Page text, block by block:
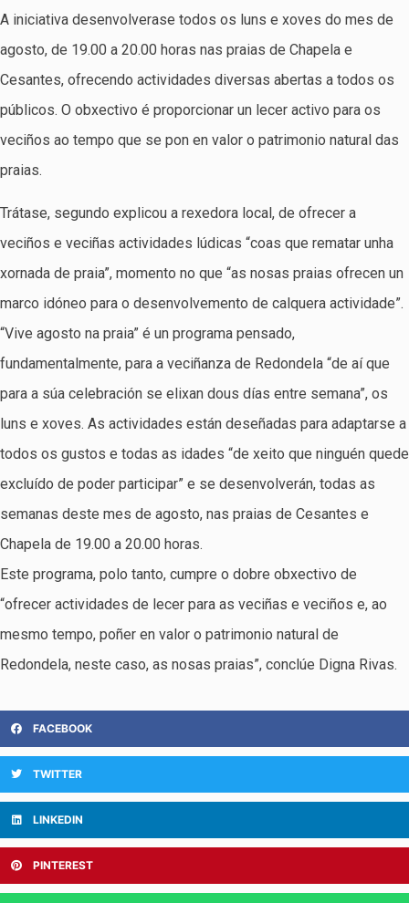
A iniciativa desenvolverase todos os luns e xoves do mes de
agosto, de 19.00 a 20.00 horas nas praias de Chapela e
Cesantes, ofrecendo actividades diversas abertas a todos os
públicos. O obxectivo é proporcionar un lecer activo para os
veciños ao tempo que se pon en valor o patrimonio natural das
praias.
Trátase, segundo explicou a rexedora local, de ofrecer a
veciños e veciñas actividades lúdicas “coas que rematar unha
xornada de praia”, momento no que “as nosas praias ofrecen un
marco idóneo para o desenvolvemento de calquera actividade”.
“Vive agosto na praia” é un programa pensado,
fundamentalmente, para a veciñanza de Redondela “de aí que
para a súa celebración se elixan dous días entre semana”, os
luns e xoves. As actividades están deseñadas para adaptarse a
todos os gustos e todas as idades “de xeito que ninguén quede
excluído de poder participar” e se desenvolverán, todas as
semanas deste mes de agosto, nas praias de Cesantes e
Chapela de 19.00 a 20.00 horas.
Este programa, polo tanto, cumpre o dobre obxectivo de
“ofrecer actividades de lecer para as veciñas e veciños e, ao
mesmo tempo, poñer en valor o patrimonio natural de
Redondela, neste caso, as nosas praias”, conclúe Digna Rivas.
FACEBOOK
TWITTER
LINKEDIN
PINTEREST